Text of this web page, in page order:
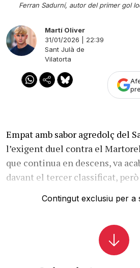
Ferran Sadurní, autor del primer gol
Martí Oliver
31/01/2026 | 22:39
Sant Julà de
Vilatorta
Empat amb sabor agredolç del
l’exigent duel contra el
que continua en descens, va
davant el tercer classificat,
Contingut exclusiu per a